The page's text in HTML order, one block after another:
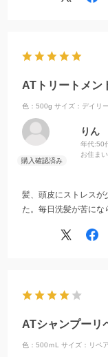
ATトリートメン
色：500g サイズ：デイリ
りん
年代:50
お住ま
髪、頭皮にストレスが
た。毎日洗髪が苦にな
ATシャンプーリ
色：500ｍL サイズ：リペ